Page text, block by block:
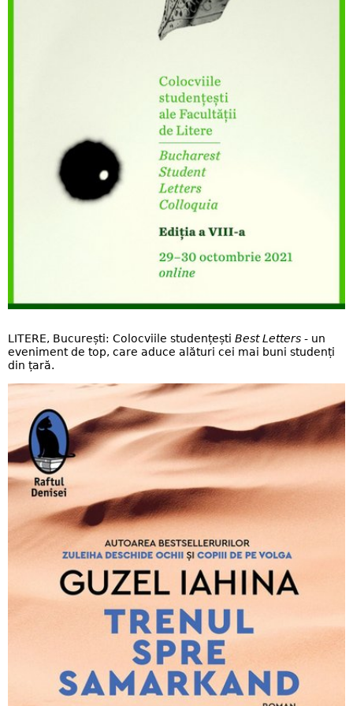
LITERE, București: Colocviile studențești Best Letters - un
eveniment de top, care aduce alături cei mai buni studenți
din țară.